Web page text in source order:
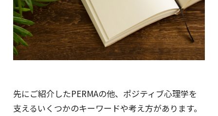
先にご紹介したPERMAの他、ポジティブ心理学を
支えるいくつかのキーワードや考え方があります。